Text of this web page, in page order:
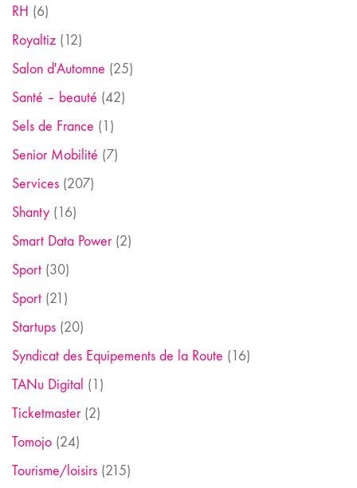
RH (6)
Royaltiz (12)
Salon d'Automne (25)
Santé – beauté (42)
Sels de France (1)
Senior Mobilité (7)
Services (207)
Shanty (16)
Smart Data Power(2)
Sport (30)
Sport (21)
Startups (20)
Syndicat des Equipements de la Route (16)
TANu Digital (1)
Ticketmaster(2)
Tomojo (24)
Tourisme/loisirs (215)